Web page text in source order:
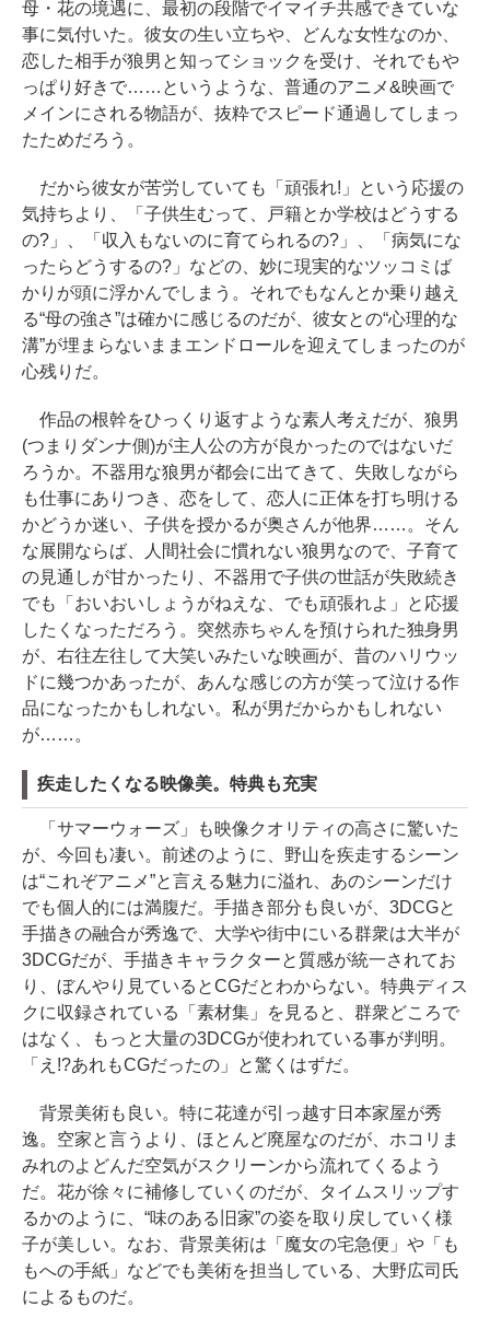
母・花の境遇に、最初の段階でイマイチ共感できていな
事に気付いた。彼女の生い立ちや、どんな女性なのか、
恋した相手が狼男と知ってショックを受け、それでもや
っぱり好きで……というような、普通のアニメ&映画で
メインにされる物語が、抜粋でスピード通過してしまっ
たためだろう。
だから彼女が苦労していても「頑張れ!」という応援の
気持ちより、「子供生むって、戸籍とか学校はどうする
の?」、「収入もないのに育てられるの?」、「病気にな
ったらどうするの?」などの、妙に現実的なツッコミば
かりが頭に浮かんでしまう。それでもなんとか乗り越え
る“母の強さ”は確かに感じるのだが、彼女との“心理的な
溝”が埋まらないままエンドロールを迎えてしまったのが
心残りだ。
作品の根幹をひっくり返すような素人考えだが、狼男
(つまりダンナ側)が主人公の方が良かったのではないだ
ろうか。不器用な狼男が都会に出てきて、失敗しながら
も仕事にありつき、恋をして、恋人に正体を打ち明ける
かどうか迷い、子供を授かるが奥さんが他界……。そん
な展開ならば、人間社会に慣れない狼男なので、子育て
の見通しが甘かったり、不器用で子供の世話が失敗続き
でも「おいおいしょうがねえな、でも頑張れよ」と応援
したくなっただろう。突然赤ちゃんを預けられた独身男
が、右往左往して大笑いみたいな映画が、昔のハリウッ
ドに幾つかあったが、あんな感じの方が笑って泣ける作
品になったかもしれない。私が男だからかもしれない
が……。
疾走したくなる映像美。特典も充実
「サマーウォーズ」も映像クオリティの高さに驚いた
が、今回も凄い。前述のように、野山を疾走するシーン
は“これぞアニメ”と言える魅力に溢れ、あのシーンだけ
でも個人的には満腹だ。手描き部分も良いが、3DCGと
手描きの融合が秀逸で、大学や街中にいる群衆は大半が
3DCGだが、手描きキャラクターと質感が統一されてお
り、ぼんやり見ているとCGだとわからない。特典ディス
クに収録されている「素材集」を見ると、群衆どころで
はなく、もっと大量の3DCGが使われている事が判明。
「え!?あれもCGだったの」と驚くはずだ。
背景美術も良い。特に花達が引っ越す日本家屋が秀
逸。空家と言うより、ほとんど廃屋なのだが、ホコリま
みれのよどんだ空気がスクリーンから流れてくるよう
だ。花が徐々に補修していくのだが、タイムスリップす
るかのように、“味のある旧家”の姿を取り戻していく様
子が美しい。なお、背景美術は「魔女の宅急便」や「も
もへの手紙」などでも美術を担当している、大野広司氏
によるものだ。